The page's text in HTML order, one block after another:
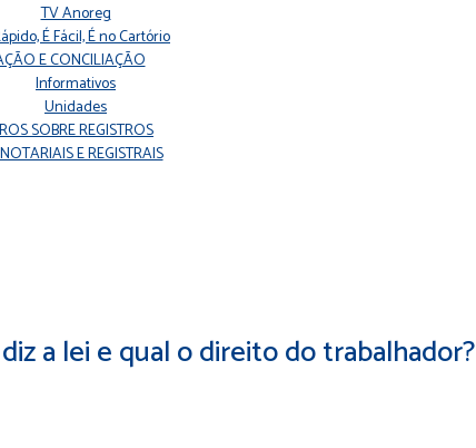
TV Anoreg
É Fácil, É no Cartório
E CONCILIAÇÃO
Informativos
Unidades
SOBRE REGISTROS
E REGISTRAIS
a lei e qual o direito do trabalhador?